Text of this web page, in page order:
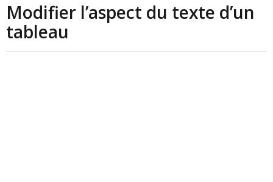
Modifier l’aspect du texte d’un
tableau